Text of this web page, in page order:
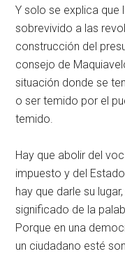
Y solo se explica que
sobrevivido a las
construcción del
consejo de
situación donde se
o ser temido por el
temido.
Hay que abolir del
impuesto y del
hay que darle su
significado de la
Porque en una
un ciudadano esté